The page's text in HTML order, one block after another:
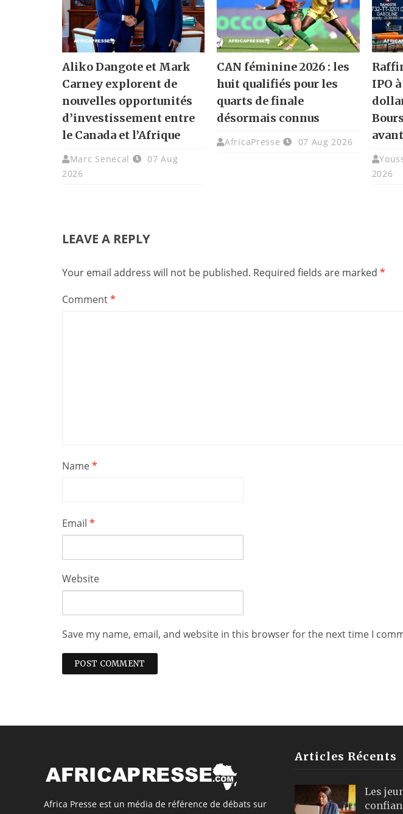
Aliko Dangote et Mark
Carney explorent de
nouvelles opportunités
d’investissement entre
le Canada et l’Afrique
Marc Senecal
07 Aug
2026
CAN féminine 2026 : les
huit qualifiés pour les
quarts de finale
désormais connus
AfricaPresse 07 Aug 2026
IPO
2026
LEAVE A REPLY
Your email address will not be published. Required fields are marked *
Comment*
Name*
Email *
Website
Save my name, email, and website in this browser for the next time I
Africa Presse est un média de référence de débats sur
Articles Récents
Les